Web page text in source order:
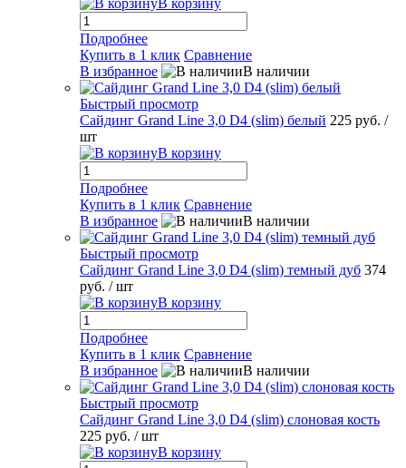
В корзину
Подробнее
Купить в 1 клик Сравнение
В избранное
В наличии
Быстрый просмотр
Сайдинг Grand Line 3,0 D4 (slim) белый 225 руб. /
шт
В корзину
Подробнее
Купить в 1 клик Сравнение
В избранное
В наличии
Быстрый просмотр
Сайдинг Grand Line 3,0 D4 (slim) темный дуб 374
руб. / шт
В корзину
Подробнее
Купить в 1 клик Сравнение
В избранное
В наличии
Быстрый просмотр
Сайдинг Grand Line 3,0 D4 (slim) слоновая кость
225 руб. / шт
В корзину